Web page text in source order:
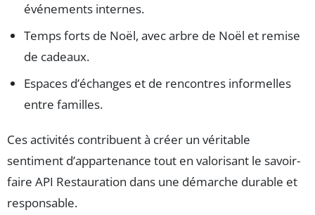
événements internes.
Temps forts de Noël, avec arbre de Noël et remise
de cadeaux.
Espaces d’échanges et de rencontres informelles
entre familles.
Ces activités contribuent à créer un véritable
sentiment d’appartenance tout en valorisant le savoir-
faire API Restauration dans une démarche durable et
responsable.